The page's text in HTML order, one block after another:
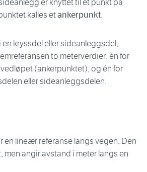
er knyttet til et punkt på
kalles etankerpunkt.
kryssdel eller sideanleggsdel,
to meterverdier: én for
(ankerpunktet), og én for
eller sideanleggsdelen.
en lineær referanse langs vegen. Den
men angir avstand i meter langs en